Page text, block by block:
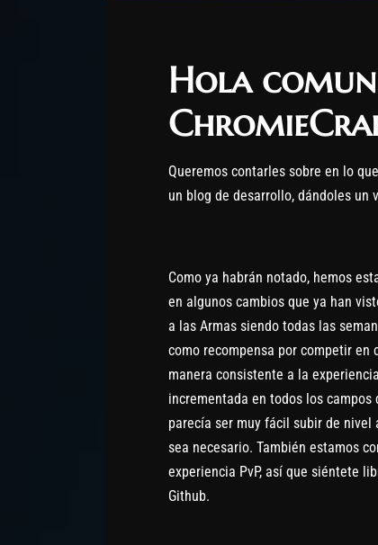
Hola
Queremos contarles sobre en lo
un blog de desarrollo, dándoles un
Como ya habrán notado, hemos
en algunos cambios que ya han
a las Armas siendo todas las
como recompensa por competir en
manera consistente a la
incrementada en todos los
parecía ser muy fácil subir de
sea necesario. También estamos
experiencia PvP, así que siéntete
Github.